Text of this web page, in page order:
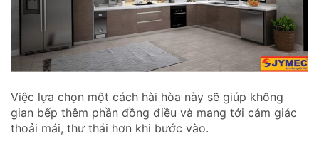
Việc lựa chọn một cách hài hòa này sẽ giúp không
gian bếp thêm phần đồng điều và mang tới cảm giác
thoải mái, thư thái hơn khi bước vào.